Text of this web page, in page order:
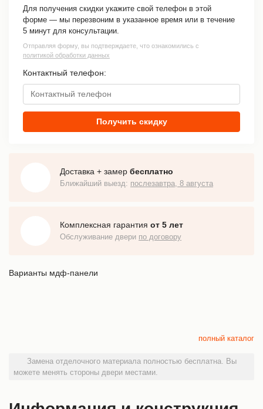
Для получения скидки укажите свой телефон в этой
форме — мы перезвоним в указанное время или в течение
5 минут для консультации.
Отправляя форму, вы подтверждаете, что ознакомились с
политикой обработки данных
Контактный телефон:
Получить скидку
Доставка + замер бесплатно
Ближайший выезд: послезавтра, 8 августа
Комплексная гарантия от 5 лет
Обслуживание двери по договору
Варианты мдф-панели
полный каталог
Замена отделочного материала полностью бесплатна. Вы
можете менять стороны двери местами.